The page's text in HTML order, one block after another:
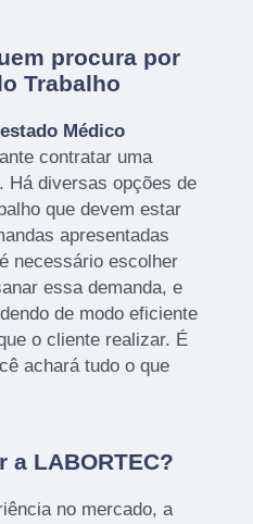
procura por
Trabalho
Médico
contratar uma
Há diversas opções de
que devem estar
apresentadas
necessário escolher
essa demanda, e
de modo eficiente
o cliente realizar. É
achará tudo o que
a LABORTEC?
no mercado, a